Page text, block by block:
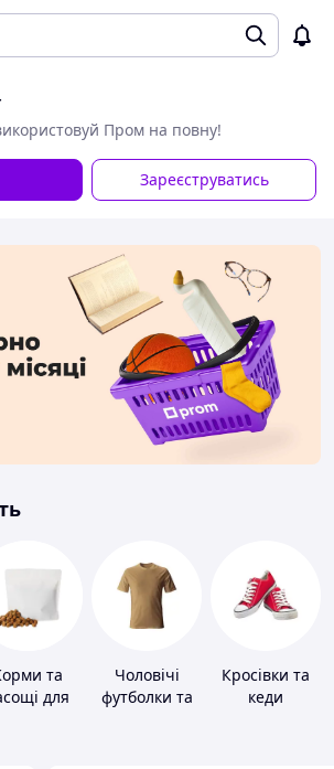
Пром на повну!
Зареєструватись
та
для
Чоловічі
футболки та
Кросівки та
кеди